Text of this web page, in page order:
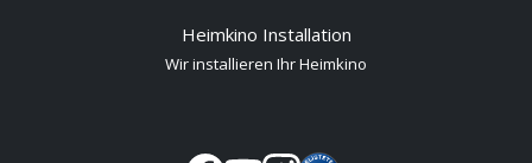
Heimkino Installation
Wir installieren Ihr Heimkino